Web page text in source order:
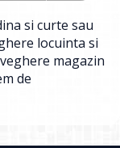
si curte sau
locuinta si
magazin
de